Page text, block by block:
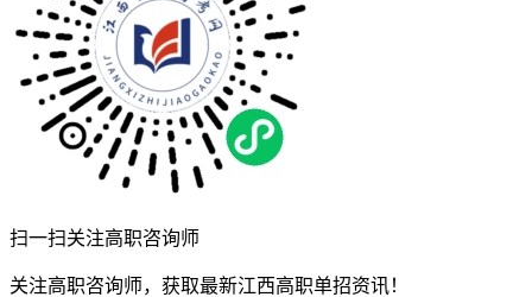
扫一扫关注高职咨询师
关注高职咨询师，获取最新江西高职单招资讯！